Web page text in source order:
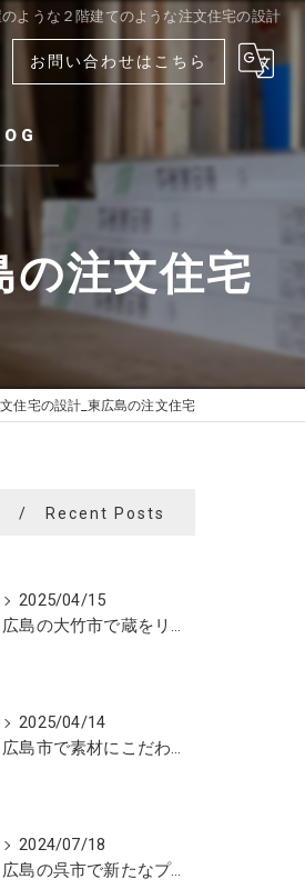
ような２階建てのような注文住宅の設計
お問い合わせはこちら
の注文住宅
住宅の設計_東広島の注文住宅
Recent Posts
2025/04/15
広島の大竹市で蔵をリノベーションしたカフェの設計。店舗設計、店舗デザインはasazu design office
2025/04/14
広島市で素材にこだわった魅力的なおにぎり屋さんの設計。店舗設計、店舗デザインはasazu design office
2024/07/18
広島の呉市で新たなプロジェクトの現調